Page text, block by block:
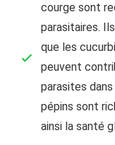
courge sont
parasitaires.
que les
peuvent
parasites
pépins sont
ainsi la santé